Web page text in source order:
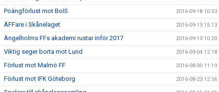
Poängförlust mot BoIS 2016-09-18 10:53
ÄFFare i Skånelaget 2016-09-13 15:13
Ängelholms FFs akademi rustar inför 2017 2016-09-13 10:20
Viktig seger borta mot Lund 2016-09-04 12:18
Förlust mot Malmö FF 2016-08-30 11:19
Förlust mot IFK Göteborg 2016-08-23 12:56